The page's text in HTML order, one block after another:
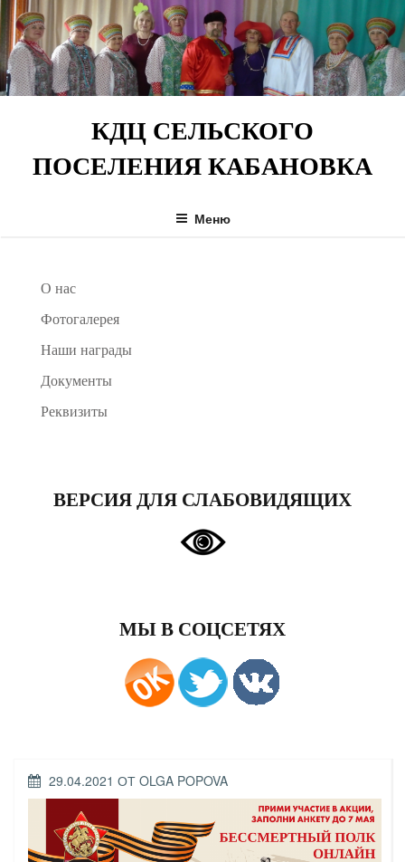
Перейти
к
содержимому
КДЦ СЕЛЬСКОГО
ПОСЕЛЕНИЯ КАБАНОВКА
Меню
О нас
Фотогалерея
Наши награды
Документы
Реквизиты
ВЕРСИЯ ДЛЯ СЛАБОВИДЯЩИХ
МЫ В СОЦСЕТЯХ
ОПУБЛИКОВАНО
29.04.2021 ОТ OLGA POPOVA